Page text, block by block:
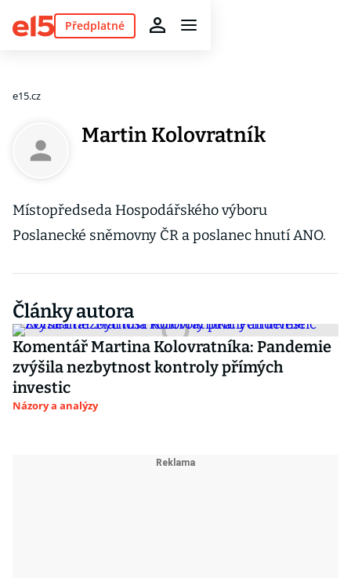
Předplatné
e15.cz
Martin Kolovratník
Místopředseda Hospodářského výboru
Poslanecké sněmovny ČR a poslanec hnutí ANO.
Články autora
Komentář Martina Kolovratníka: Pandemie
zvýšila nezbytnost kontroly přímých
investic
Názory a analýzy